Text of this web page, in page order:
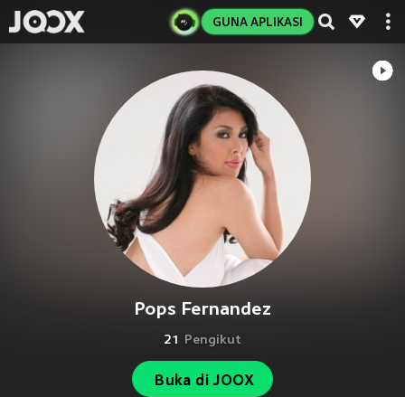
GUNA APLIKASI
Pops Fernandez
21 Pengikut
Buka di JOOX